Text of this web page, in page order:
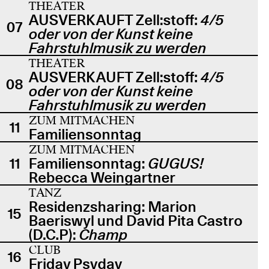
07
THEATER
AUSVERKAUFT Zell:stoff: 4/5
oder von der Kunst keine
Fahrstuhlmusik zu werden
08
THEATER
AUSVERKAUFT Zell:stoff: 4/5
oder von der Kunst keine
Fahrstuhlmusik zu werden
11
ZUM MITMACHEN
Familiensonntag
11
ZUM MITMACHEN
Familiensonntag: GUGUS!
Rebecca Weingartner
15
TANZ
Residenzsharing: Marion
Baeriswyl und David Pita Castro
(D.C.P): Champ
16 CLUB
Friday Psyday